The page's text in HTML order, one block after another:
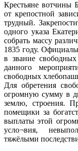
Крестьяне вотчины
от крепостной
трудный.
одного указа
собрать массу
1835 году.
в звание
данного
свободных
Для обретения
огромную сумму в
землю, строения.
помещики за
выплаты этой
усло¬вия,
тяжёлыми